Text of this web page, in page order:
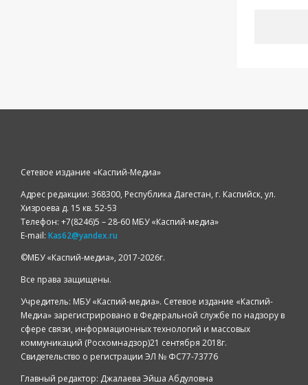
Сетевое издание «Каспий-Медиа»
Адрес редакции: 368300, Республика Дагестан, г. Каспийск, ул.
Хизроева д. 15 кв. 52-53
Телефон: +7(8246)5 – 28-60 МБУ «Каспий-медиа»
E-mail: Kas62@yandex.ru
©️МБУ «Каспий-медиа», 2017-2026г.
Все права защищены.
Учредитель: МБУ «Каспий-медиа». Сетевое издание «Каспий-
Медиа» зарегистрировано в Федеральной службе по надзору в
сфере связи, информационных технологий и массовых
коммуникаций (Роскомнадзор)21 сентября 2018г.
Свидетельство о регистрации ЭЛ № ФС77-73776
Главный редактор: Джалаева Эйша Абдуловна